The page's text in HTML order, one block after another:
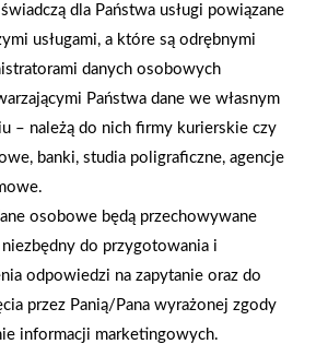
S.A.
na
2026-01-12
Grupy PSB. Sieć kończy
rok strategicznym
otwarciem po
rebrandingu
dla Państwa usługi powiązane
usługami, a które są odrębnymi
danych osobowych
Państwa dane we własnym
– należą do nich firmy kurierskie czy
banki, studia poligraficzne, agencje
osobowe będą przechowywane
do przygotowania i
odpowiedzi na zapytanie oraz do
przez Panią/Pana wyrażonej zgody
informacji marketingowych.